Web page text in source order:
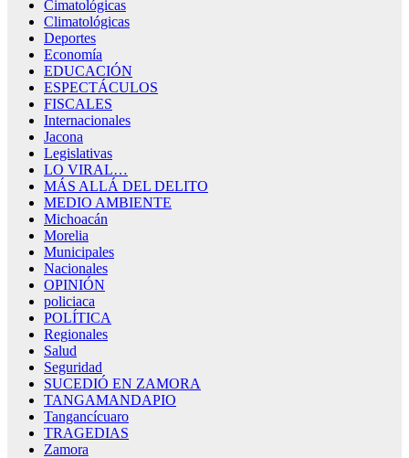
Cimatológicas
Climatológicas
Deportes
Economía
EDUCACIÓN
ESPECTÁCULOS
FISCALES
Internacionales
Jacona
Legislativas
LO VIRAL…
MÁS ALLÁ DEL DELITO
MEDIO AMBIENTE
Michoacán
Morelia
Municipales
Nacionales
OPINIÓN
policiaca
POLÍTICA
Regionales
Salud
Seguridad
SUCEDIÓ EN ZAMORA
TANGAMANDAPIO
Tangancícuaro
TRAGEDIAS
Zamora